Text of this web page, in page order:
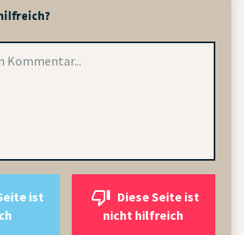
nicht hilfreich